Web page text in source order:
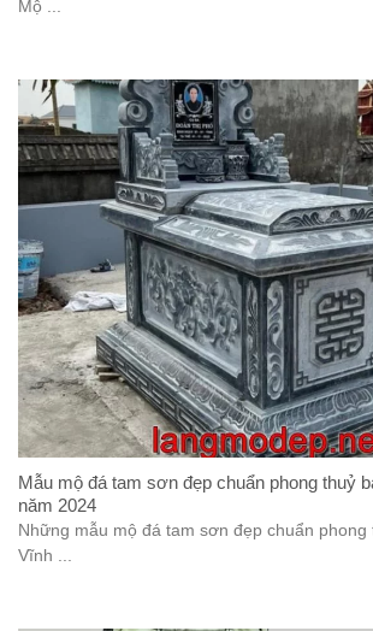
Mộ ...
Mẫu mộ đá tam sơn đẹp chuẩn phong thuỷ
năm 2024
Những mẫu mộ đá tam sơn đẹp chuẩn phong
Vĩnh ...